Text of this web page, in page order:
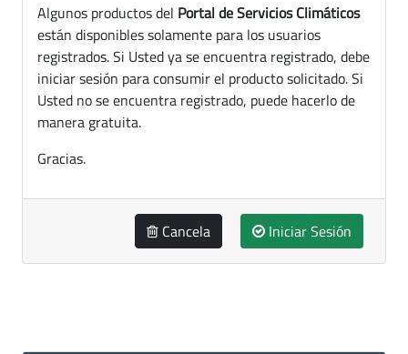
Algunos productos del Portal de Servicios Climáticos
están disponibles solamente para los usuarios
registrados. Si Usted ya se encuentra registrado, debe
iniciar sesión para consumir el producto solicitado. Si
Usted no se encuentra registrado, puede hacerlo de
manera gratuita.
Gracias.
Cancela Iniciar Sesión